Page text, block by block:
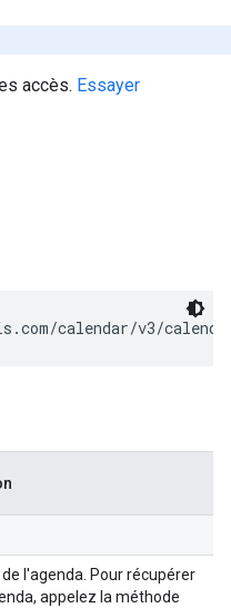
accès. Essayer
calendar/v3/
l'agenda. Pour récupérer
appelez la méthode